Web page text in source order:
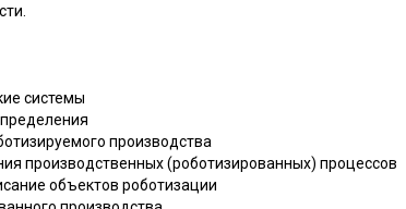
системы
производства
производственных (роботизированных) процессов
объектов роботизации